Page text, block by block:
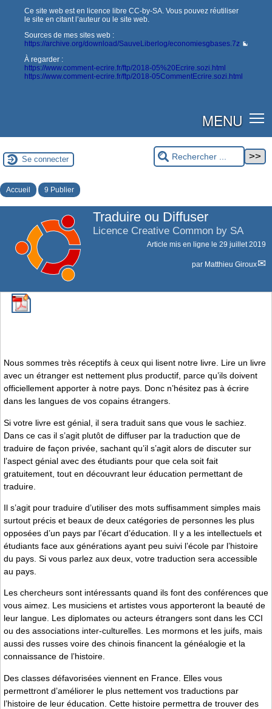
Ce site web est en licence libre CC-by-SA. Vous pouvez réutiliser
le site en citant l’auteur ou le site web.
Sources de mes sites web :
https://archive.org/download/SauveLiberlog/economiesgbases.7z
À regarder :
https://www.comment-ecrire.fr/ftp/2018-05%20Ecrire.sozi.html
https://www.comment-ecrire.fr/ftp/2018-05CommentEcrire.sozi.html
MENU
Se connecter
Accueil 9 Publier
Traduire ou Diffuser
Licence Creative Common by SA
Article mis en ligne le 29 juillet 2019
par Matthieu Giroux
Nous sommes très réceptifs à ceux qui lisent notre livre. Lire un livre
avec un étranger est nettement plus productif, parce qu’ils doivent
officiellement apporter à notre pays. Donc n’hésitez pas à écrire
dans les langues de vos copains étrangers.
Si votre livre est génial, il sera traduit sans que vous le sachiez.
Dans ce cas il s’agit plutôt de diffuser par la traduction que de
traduire de façon privée, sachant qu’il s’agit alors de discuter sur
l’aspect génial avec des étudiants pour que cela soit fait
gratuitement, tout en découvrant leur éducation permettant de
traduire.
Il s’agit pour traduire d’utiliser des mots suffisamment simples mais
surtout précis et beaux de deux catégories de personnes les plus
opposées d’un pays par l’écart d’éducation. Il y a les intellectuels et
étudiants face aux générations ayant peu suivi l’école par l’histoire
du pays. Si vous parlez aux deux, votre traduction sera accessible
au pays.
Les chercheurs sont intéressants quand ils font des conférences que
vous aimez. Les musiciens et artistes vous apporteront la beauté de
leur langue. Les diplomates ou acteurs étrangers sont dans les CCI
ou des associations inter-culturelles. Les mormons et les juifs, mais
aussi des russes voire des chinois financent la généalogie et la
connaissance de l’histoire.
Des classes défavorisées viennent en France. Elles vous
permettront d’améliorer le plus nettement vos traductions par
l’histoire de leur éducation. Cette histoire permettra de trouver des